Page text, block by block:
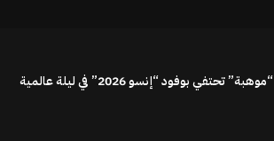
“موهبة” تحتفي بوفود “إنسو 2026” في ليلة عالمية